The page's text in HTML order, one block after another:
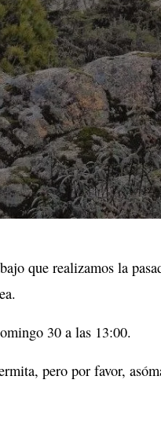
que realizamos la
30 a las 13:00.
pero por favor,